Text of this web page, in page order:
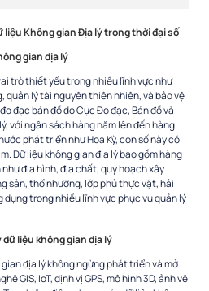
liệu Không gian Địa lý trong thời đại số
gian địa lý
trò thiết yếu trong nhiều lĩnh vực như
quản lý tài nguyên thiên nhiên, và bảo vệ
đạc bản đồ do Cục Đo đạc, Bản đồ và
với ngân sách hàng năm lên đến hàng
phát triển như Hoa Kỳ, con số này có
Dữ liệu không gian địa lý bao gồm hàng
địa hình, địa chất, quy hoạch xây
sản, thổ nhưỡng, lớp phủ thực vật, hải
dụng trong nhiều lĩnh vực phục vụ quản lý
liệu không gian địa lý
địa lý không ngừng phát triển và mở
GIS, IoT, định vị GPS, mô hình 3D, ảnh vệ